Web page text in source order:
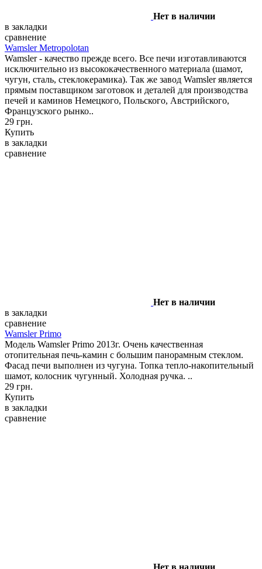
Нет в наличии
в закладки
сравнение
Wamsler Metropolotan
Wamsler - качество прежде всего. Все печи изготавливаются
исключительно из высококачественного материала (шамот,
чугун, сталь, стеклокерамика). Так же завод Wamsler является
прямым поставщиком заготовок и деталей для производства
печей и каминов Немецкого, Польского, Австрийского,
Французского рынко..
29 грн.
Купить
в закладки
сравнение
Нет в наличии
в закладки
сравнение
Wamsler Primo
Модель Wamsler Primo 2013г. Очень качественная
отопительная печь-камин с большим панорамным стеклом.
Фасад печи выполнен из чугуна. Топка тепло-накопительный
шамот, колосник чугунный. Холодная ручка. ..
29 грн.
Купить
в закладки
сравнение
Нет в наличии